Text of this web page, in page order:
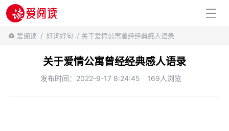
百科知识
爱阅读 / 好词好句 / 关于爱情公寓曾经经典感人语录
关于爱情公寓曾经经典感人语录
发布时间：2022-9-17 8:24:45 169人浏览